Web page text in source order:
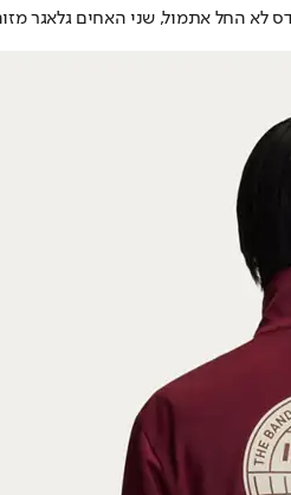
לא החל אתמול, שני האחים גלאגר